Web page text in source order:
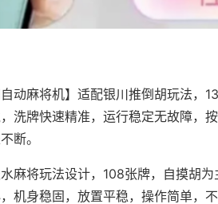
自动麻将机】适配银川推倒胡玩法，
洗牌快速精准，运行稳定无故障，
断。
麻将玩法设计，108张牌，自摸胡为
机身稳固，放置平稳，操作简单，